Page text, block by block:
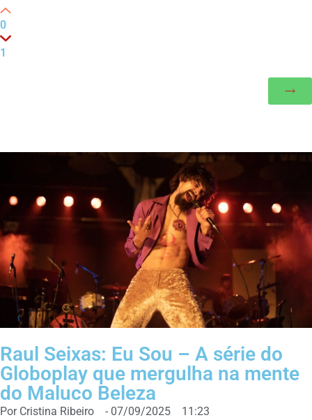
0
1
Raul Seixas: Eu Sou – A série do
Globoplay que mergulha na mente
do Maluco Beleza
Por Cristina Ribeiro - 07/09/2025 11:23